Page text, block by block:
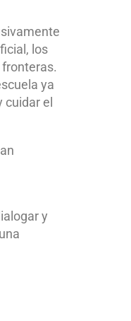
los
ya
cuidar el
y